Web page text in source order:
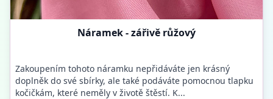
Náramek - zářivě růžový
Zakoupením tohoto náramku nepřidáváte jen krásný
doplněk do své sbírky, ale také podáváte pomocnou tlapku
kočičkám, které neměly v životě štěstí. K...